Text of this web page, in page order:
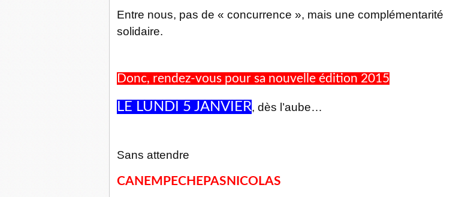
Entre nous, pas de « concurrence », mais une complémentarité
solidaire.
Donc, rendez-vous pour sa nouvelle édition 2015
LE LUNDI 5 JANVIER, dès l’aube…
Sans attendre
CANEMPECHEPASNICOLAS